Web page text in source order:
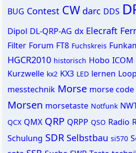
BUG Contest CW darc DDS
Dipol DL-QRP-AG dx Elecraft
Filter Forum FT8 Fuchskreis
HGCR2010 historisch Hobo ICOM
Kurzwelle kx2 KX3 LED lernen Loop
messtechnik Morse morse code
Morsen morsetaste Notfunk
QCX QMX QRP QRPP QSO Radio
Schulung SDR Selbstbau si570